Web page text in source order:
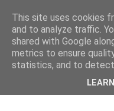
This site uses cookies
and to analyze traffic.
shared with Google
metrics to ensure
statistics, and to detect